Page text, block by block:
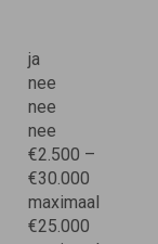
ja
nee
nee
nee
€2.500 –
€30.000
maximaal
€25.000